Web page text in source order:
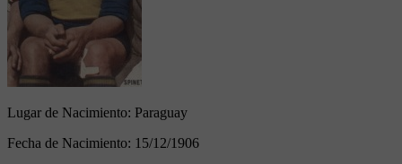
Lugar de Nacimiento: Paraguay
Fecha de Nacimiento: 15/12/1906